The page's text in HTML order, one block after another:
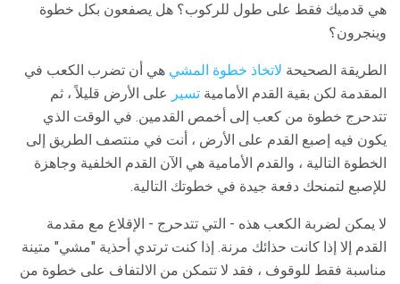
هي قدميك فقط على طول للركوب؟ هل يصفعون بكل خطوة
وينجرون؟
الطريقة الصحيحة لاتخاذ خطوة المشي هي أن تضرب الكعب في
المقدمة لكن بقية القدم الأمامية تسير على الأرض قليلاً ، ثم
تتدحرج خطوة من كعب إلى أخمص القدمين. في الوقت الذي
يكون فيه إصبع القدم على الأرض ، أنت في منتصف الطريق إلى
الخطوة التالية ، والقدم الأمامية هي الآن القدم الخلفية وجاهزة
للإصبع لتمنحك دفعة جيدة في خطوتك التالية.
لا يمكن لضربة الكعب هذه - التي تتدحرج - الإقلاع مع مقدمة
القدم إلا إذا كانت حذائك مرنة. إذا كنت ترتدي أحذية "مشي" متينة
مناسبة فقط للوقوف ، فقد لا تتمكن من الالتفاف على خطوة من